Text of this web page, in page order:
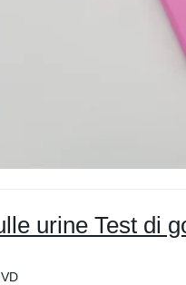
urine Test di